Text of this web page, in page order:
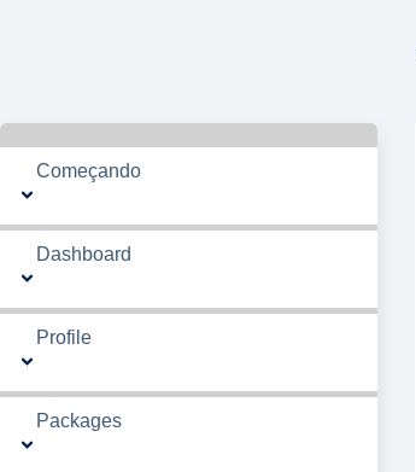
Começando
Dashboard
Profile
Packages